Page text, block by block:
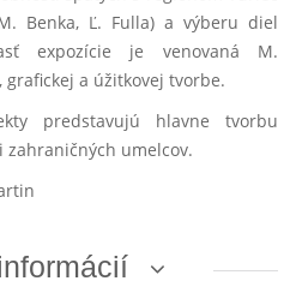
Benka, Ľ. Fulla) a výberu diel
expozície je venovaná M.
a úžitkovej tvorbe.
predstavujú hlavne tvorbu
zahraničných umelcov.